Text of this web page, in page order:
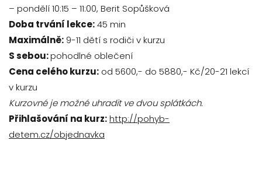
– pondělí 10:15 – 11:00, Berit Sopůšková
Doba trvání lekce:45 min
Maximálně: 9-11 dětí s rodiči v kurzu
S sebou:pohodlné oblečení
Cena celého kurzu: od 5600,- do 5880,- Kč/20-21 lekcí
v kurzu
Kurzovné je možné uhradit ve dvou splátkách.
Přihlašování na kurz:http://pohyb-
detem.cz/objednavka